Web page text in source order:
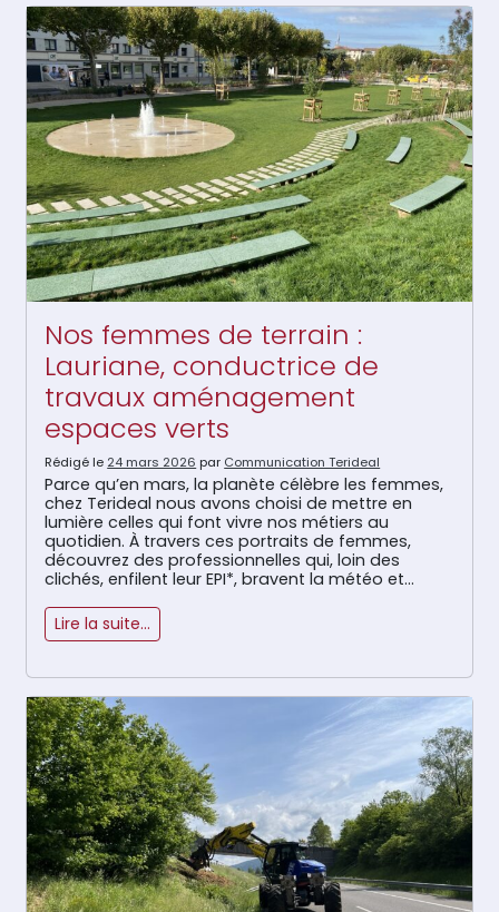
Nos femmes de terrain :
Lauriane, conductrice de
travaux aménagement
espaces verts
Rédigé le 24 mars 2026 par Communication Terideal
Parce qu’en mars, la planète célèbre les femmes,
chez Terideal nous avons choisi de mettre en
lumière celles qui font vivre nos métiers au
quotidien. À travers ces portraits de femmes,
découvrez des professionnelles qui, loin des
clichés, enfilent leur EPI*, bravent la météo et
de détermination. Oubliez l’idée que […]
Lire la suite…